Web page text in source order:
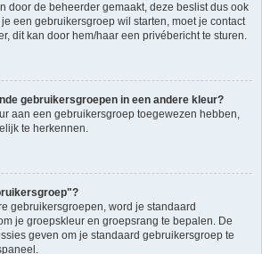
door de beheerder gemaakt, deze beslist dus ook
een gebruikersgroep wil starten, moet je contact
dit kan door hem/haar een privébericht te sturen.
gebruikersgroepen in een andere kleur?
aan een gebruikersgroep toegewezen hebben,
te herkennen.
gebruikersgroepen, word je standaard
je groepskleur en groepsrang te bepalen. De
geven om je standaard gebruikersgroep te